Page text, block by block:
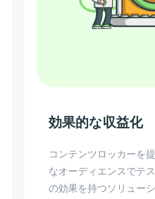
効果的な収益化
コンテンツロッカーを
なオーディエンスでテ
の効果を持つソリュー